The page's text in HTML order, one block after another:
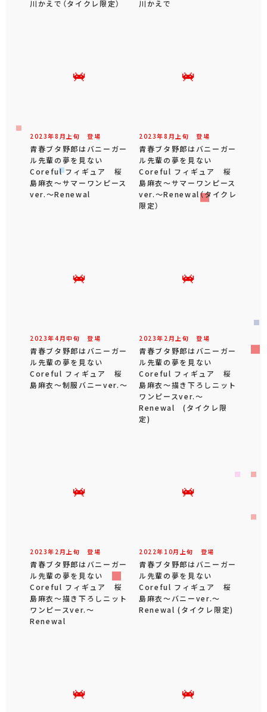
川かえで（タイクレ限定） 川かえで
2023年8 月 上旬 登場
青春ブタ野郎はバニーガー
ル先輩の夢を見ない
Coreful フィギュア 桜
島麻衣～サマーワンピース
ver.～Renewal
2023年8 月 上旬 登場
青春ブタ野郎はバニーガー
ル先輩の夢を見ない
Coreful フィギュア 桜
島麻衣～サマーワンピース
ver.～Renewal（タイクレ
限定）
2023年4 月中旬 登場
青春ブタ野郎はバニーガー
ル先輩の夢を見ない
Coreful フィギュア 桜
島麻衣～制服バニーver.～
2023年 2 月 上旬 登場
青春ブタ野郎はバニーガー
ル先輩の夢を見ない
Coreful フィギュア 桜
島麻衣～描き下ろしニット
ワンピースver.～
Renewal (タイクレ限
定)
2023年 2 月 上旬 登場
青春ブタ野郎はバニーガー
ル先輩の夢を見ない
Coreful フィギュア 桜
島麻衣～描き下ろしニット
ワンピースver.～
Renewal
2022年 10月 上旬 登場
青春ブタ野郎はバニーガー
ル先輩の夢を見ない
Coreful フィギュア 桜
島麻衣～バニーver.～
Renewal (タイクレ限定)